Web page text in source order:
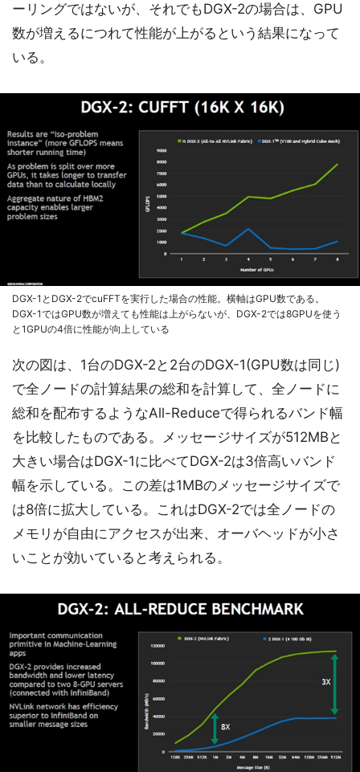
ーリングではないが、それでもDGX-2の場合は、GPU
数が増えるにつれて性能が上がるという結果になって
いる。
DGX-1とDGX-2でcuFFTを実行した場合の性能。横軸はGPU数である。
DGX-1ではGPU数が増えても性能は上がらないが、DGX-2では8GPUを使う
と1GPUの4倍に性能が向上している
次の図は、1台のDGX-2と2台のDGX-1(GPU数は同じ)
で全ノードの計算結果の総和を計算して、全ノードに
総和を配布するようなAll-Reduceで得られるバンド幅
を比較したものである。メッセージサイズが512MBと
大きい場合はDGX-1に比べてDGX-2は3倍高いバンド
幅を示している。この差は1MBのメッセージサイズで
は8倍に拡大している。これはDGX-2では全ノードの
メモリが自由にアクセスが出来、オーバヘッドが小さ
いことが効いていると考えられる。